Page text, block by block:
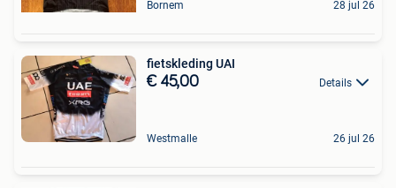
Bornem 28 jul 26
fietskleding UAI
€ 45,00 Details
Westmalle 26 jul 26